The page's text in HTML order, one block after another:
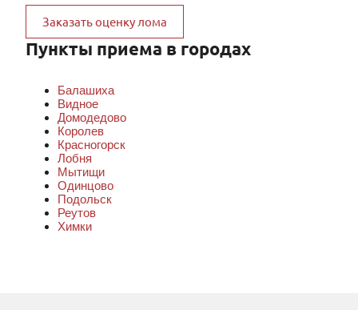
Заказать оценку лома
Пункты приема в городах
Балашиха
Видное
Домодедово
Королев
Красногорск
Лобня
Мытищи
Одинцово
Подольск
Реутов
Химки